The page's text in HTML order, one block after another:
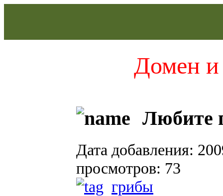
Домен и
Любите
Дата добавления:
просмотров: 73
грибы